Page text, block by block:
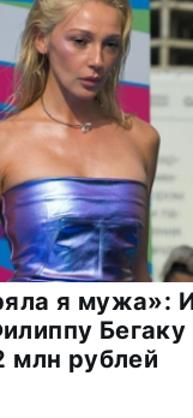
я мужа»:
млн рублей